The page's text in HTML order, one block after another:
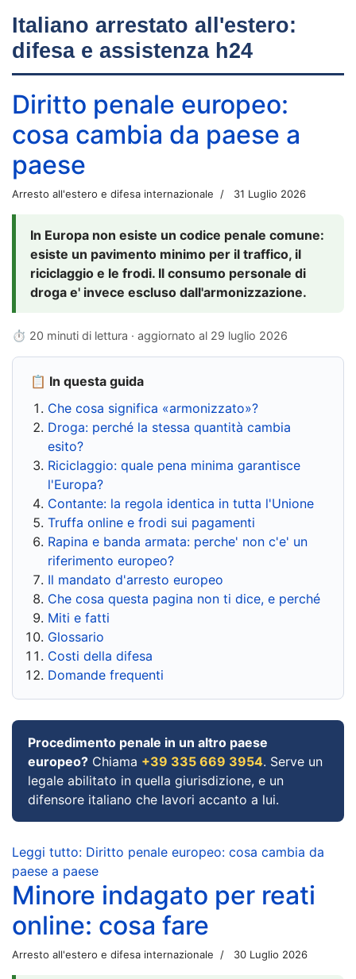
Italiano arrestato all'estero:
difesa e assistenza h24
Diritto penale europeo:
cosa cambia da paese a
paese
Arresto all'estero e difesa internazionale 31 Luglio 2026
In Europa non esiste un codice penale comune:
esiste un pavimento minimo per il traffico, il
riciclaggio e le frodi. Il consumo personale di
droga e' invece escluso dall'armonizzazione.
⏱ 20 minuti di lettura · aggiornato al 29 luglio 2026
📋 In questa guida
Che cosa significa «armonizzato»?
Droga: perché la stessa quantità cambia
esito?
Riciclaggio: quale pena minima garantisce
l'Europa?
Contante: la regola identica in tutta l'Unione
Truffa online e frodi sui pagamenti
Rapina e banda armata: perche' non c'e' un
riferimento europeo?
Il mandato d'arresto europeo
Che cosa questa pagina non ti dice, e perché
Miti e fatti
Glossario
Costi della difesa
Domande frequenti
Procedimento penale in un altro paese
europeo? Chiama +39 335 669 3954. Serve un
legale abilitato in quella giurisdizione, e un
difensore italiano che lavori accanto a lui.
Leggi tutto: Diritto penale europeo: cosa cambia da
paese a paese
Minore indagato per reati
online: cosa fare
Arresto all'estero e difesa internazionale 30 Luglio 2026